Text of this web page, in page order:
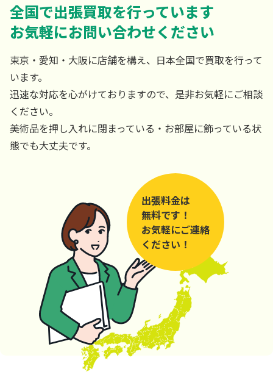
全国で出張買取を行っています
お気軽にお問い合わせください
東京・愛知・大阪に店舗を構え、日本全国で買取を行って
います。
迅速な対応を心がけておりますので、是非お気軽にご相談
ください。
美術品を押し入れに閉まっている・お部屋に飾っている状
態でも大丈夫です。
出張料金は
無料です！
お気軽にご連絡
ください！